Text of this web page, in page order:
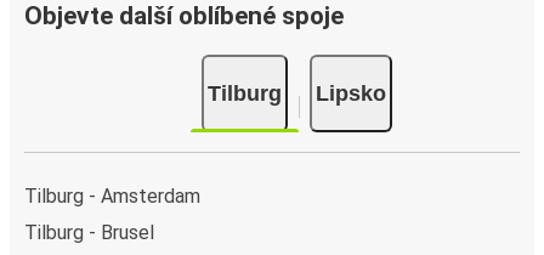
Objevte další oblíbené spoje
Tilburg Lipsko
Tilburg - Amsterdam
Tilburg - Brusel